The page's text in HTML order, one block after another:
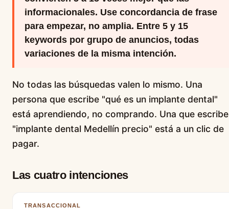
informacionales. Use concordancia de frase
para empezar, no amplia. Entre 5 y 15
keywords por grupo de anuncios, todas
variaciones de la misma intención.
No todas las búsquedas valen lo mismo. Una
persona que escribe "qué es un implante dental"
está aprendiendo, no comprando. Una que escribe
"implante dental Medellín precio" está a un clic de
pagar.
Las cuatro intenciones
TRANSACCIONAL